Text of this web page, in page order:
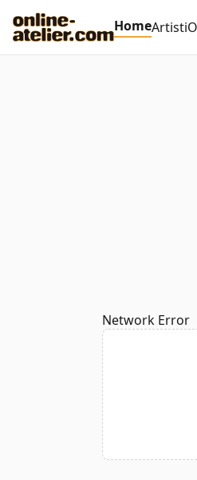
HomeArtisti
Network Error